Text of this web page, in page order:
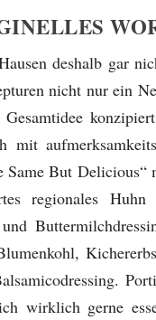
deshalb gar
nicht nur ein
mit
Same But
regionales
wirklich gerne